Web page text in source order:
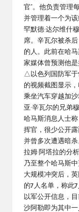
官”。他负责管理
并管理着一个为
罕默德·达尔维什
席。辛瓦尔被杀
的人。此前在哈
家媒体曾预测他
△以色列国防军于
的视频截图显示，
乘坐汽车穿越加
亚·辛瓦尔的兄弟
哈马斯消息人士
挥官，很少公开
并曾多次遭遇暗
拉姆·阿塔拉的分
乃至整个哈马斯
大规模冲突后，
的7人名单，称此
以军公开信息，
沙阿勒即为其中